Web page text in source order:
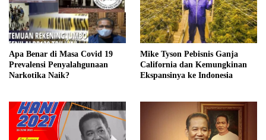
Apa Benar di Masa Covid 19
Prevalensi Penyalahgunaan
Narkotika Naik?
Mike Tyson Pebisnis Ganja
California dan Kemungkinan
Ekspansinya ke Indonesia